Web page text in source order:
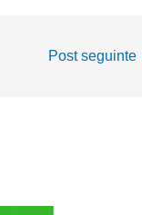
Post seguinte